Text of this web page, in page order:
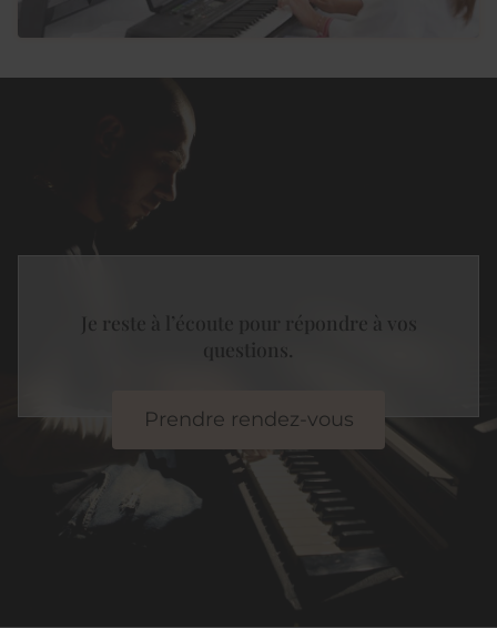
Je reste à l’écoute pour répondre à vos
questions.
Prendre rendez-vous